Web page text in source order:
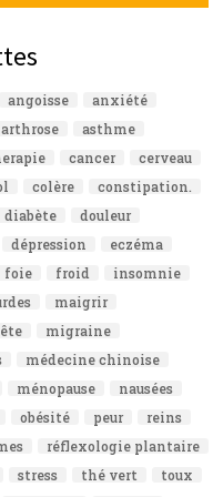
angoisse
anxiété
arthrose
asthme
cancer
cerveau
colère
constipation.
diabète
douleur
dépression
eczéma
foie froid
insomnie
maigrir
migraine
médecine chinoise
ménopause
nausées
obésité peur
reins
réflexologie plantaire
stress thé vert
toux